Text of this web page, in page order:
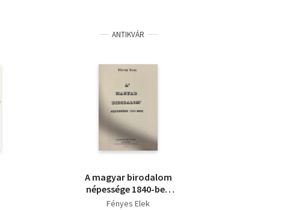
ANTIKVÁR
A magyar birodalom
népessége 1840-ben
(Reprint)
Fényes Elek